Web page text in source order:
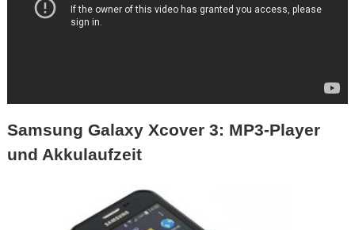
Samsung Galaxy Xcover 3: MP3-Player
und Akkulaufzeit